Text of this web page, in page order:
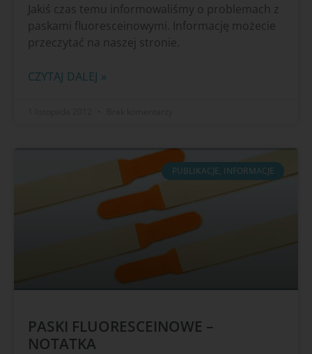
Jakiś czas temu informowaliśmy o problemach z
paskami fluoresceinowymi. Informację możecie
przeczytać na naszej stronie.
CZYTAJ DALEJ »
PUBLIKACJE, INFORMACJE
PASKI FLUORESCEINOWE –
NOTATKA